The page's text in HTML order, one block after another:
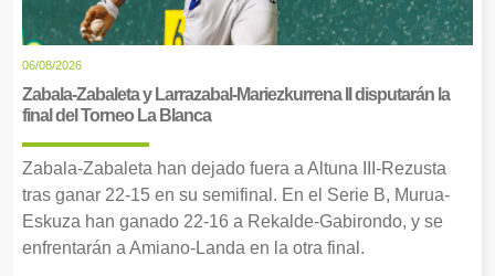
06/08/2026
Zabala-Zabaleta y Larrazabal-Mariezkurrena II disputarán la
final del Torneo La Blanca
Zabala-Zabaleta han dejado fuera a Altuna III-Rezusta
tras ganar 22-15 en su semifinal. En el Serie B, Murua-
Eskuza han ganado 22-16 a Rekalde-Gabirondo, y se
enfrentarán a Amiano-Landa en la otra final.